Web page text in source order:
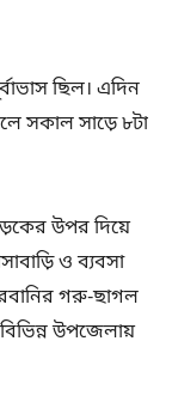
ছিল। এদিন
সকাল সাড়ে ৮টা
উপর দিয়ে
ও ব্যবসা
গরু-ছাগল
উপজেলায়